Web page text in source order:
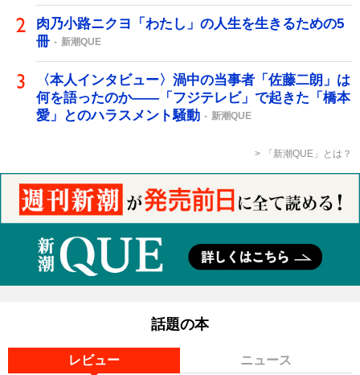
肉乃小路ニクヨ「わたし」の人生を生きるための5
冊
新潮QUE
〈本人インタビュー〉渦中の当事者「佐藤二朗」は
何を語ったのか――「フジテレビ」で起きた「橋本
愛」とのハラスメント騒動
新潮QUE
「新潮QUE」とは？
話題の本
レビュー ニュース